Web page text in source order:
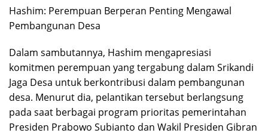
Hashim: Perempuan Berperan Penting Mengawal
Pembangunan Desa
Dalam sambutannya, Hashim mengapresiasi
komitmen perempuan yang tergabung dalam Srikandi
Jaga Desa untuk berkontribusi dalam pembangunan
desa. Menurut dia, pelantikan tersebut berlangsung
pada saat berbagai program prioritas pemerintahan
Presiden Prabowo Subianto dan Wakil Presiden Gibran